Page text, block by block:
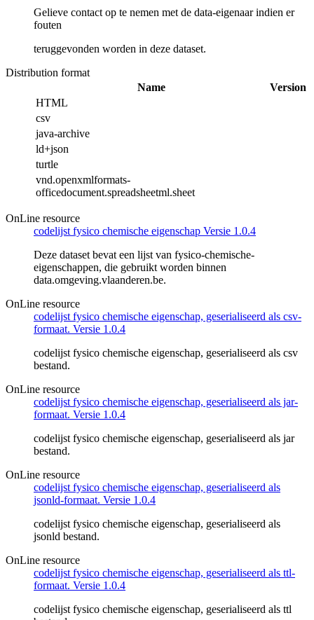
Gelieve contact op te nemen met de data-eigenaar indien er
fouten
teruggevonden worden in deze dataset.
Distribution format
Name
Version
HTML
csv
java-archive
ld+json
turtle
vnd.openxmlformats-
officedocument.spreadsheetml.sheet
OnLine resource
codelijst fysico chemische eigenschap Versie 1.0.4
Deze dataset bevat een lijst van fysico-chemische-
eigenschappen, die gebruikt worden binnen
data.omgeving.vlaanderen.be.
OnLine resource
codelijst fysico chemische eigenschap, geserialiseerd als csv-
formaat. Versie 1.0.4
codelijst fysico chemische eigenschap, geserialiseerd als csv
bestand.
OnLine resource
codelijst fysico chemische eigenschap, geserialiseerd als jar-
formaat. Versie 1.0.4
codelijst fysico chemische eigenschap, geserialiseerd als jar
bestand.
OnLine resource
codelijst fysico chemische eigenschap, geserialiseerd als
jsonld-formaat. Versie 1.0.4
codelijst fysico chemische eigenschap, geserialiseerd als
jsonld bestand.
OnLine resource
codelijst fysico chemische eigenschap, geserialiseerd als ttl-
formaat. Versie 1.0.4
codelijst fysico chemische eigenschap, geserialiseerd als ttl